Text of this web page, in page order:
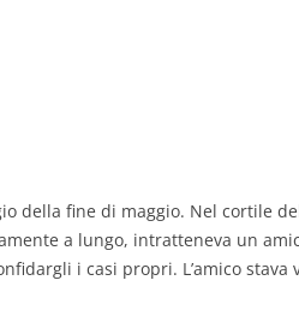
MATTEO TELARA
della fine di maggio. Nel cortile
a lungo, intratteneva un
i casi propri. L’amico stava